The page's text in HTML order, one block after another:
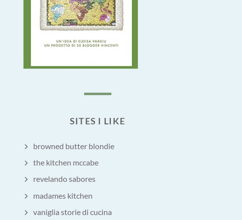
SITES I LIKE
browned butter blondie
the kitchen mccabe
revelando sabores
madames kitchen
vaniglia storie di cucina